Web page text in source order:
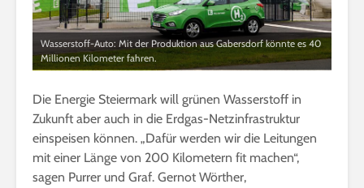
Wasserstoff-Auto: Mit der Produktion aus Gabersdorf könnte es 40
Millionen Kilometer fahren.
Die Energie Steiermark will grünen Wasserstoff in
Zukunft aber auch in die Erdgas-Netzinfrastruktur
einspeisen können. „Dafür werden wir die Leitungen
mit einer Länge von 200 Kilometern fit machen“,
sagen Purrer und Graf. Gernot Wörther,